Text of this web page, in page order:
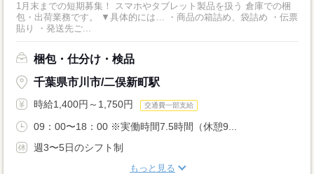
1月末までの短期募集！ スマホやタブレット製品を扱う 倉庫での梱
包・出荷業務です。 ▼具体的には… ・商品の箱詰め、袋詰め ・伝票
貼り ・発送先ご...
梱包・仕分け・検品
千葉県市川市/二俣新町駅
時給1,400円～1,750円 交通費一部支給
09：00〜18：00 ※実働時間7.5時間（休憩9...
週3〜5日のシフト制
もっと見る